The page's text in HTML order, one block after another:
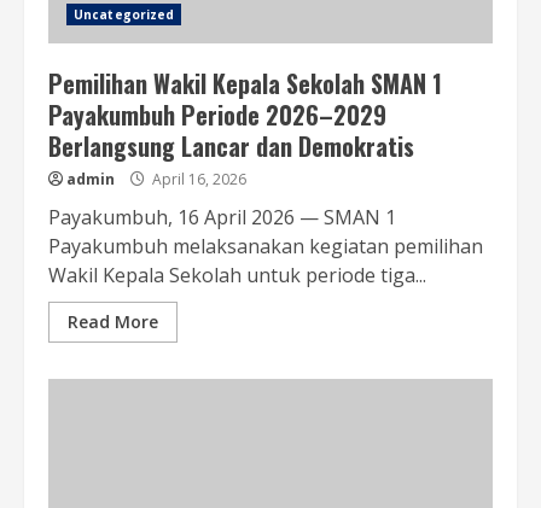
Uncategorized
Pemilihan Wakil Kepala Sekolah SMAN 1
Payakumbuh Periode 2026–2029
Berlangsung Lancar dan Demokratis
admin April 16, 2026
Payakumbuh, 16 April 2026 — SMAN 1
Payakumbuh melaksanakan kegiatan pemilihan
Wakil Kepala Sekolah untuk periode tiga...
Read More